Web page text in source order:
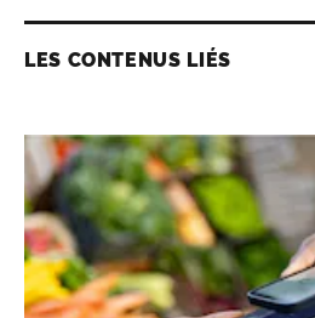
LES CONTENUS LIÉS